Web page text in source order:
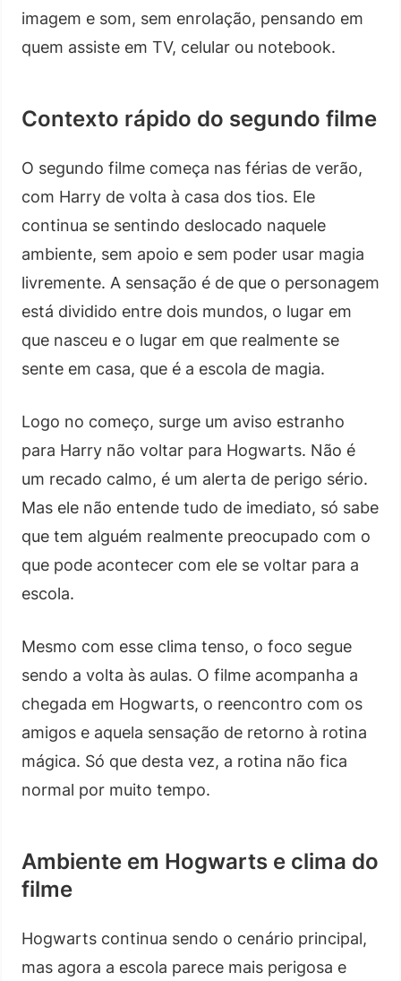
imagem e som, sem enrolação, pensando em
quem assiste em TV, celular ou notebook.
Contexto rápido do segundo filme
O segundo filme começa nas férias de verão,
com Harry de volta à casa dos tios. Ele
continua se sentindo deslocado naquele
ambiente, sem apoio e sem poder usar magia
livremente. A sensação é de que o personagem
está dividido entre dois mundos, o lugar em
que nasceu e o lugar em que realmente se
sente em casa, que é a escola de magia.
Logo no começo, surge um aviso estranho
para Harry não voltar para Hogwarts. Não é
um recado calmo, é um alerta de perigo sério.
Mas ele não entende tudo de imediato, só sabe
que tem alguém realmente preocupado com o
que pode acontecer com ele se voltar para a
escola.
Mesmo com esse clima tenso, o foco segue
sendo a volta às aulas. O filme acompanha a
chegada em Hogwarts, o reencontro com os
amigos e aquela sensação de retorno à rotina
mágica. Só que desta vez, a rotina não fica
normal por muito tempo.
Ambiente em Hogwarts e clima do
filme
Hogwarts continua sendo o cenário principal,
mas agora a escola parece mais perigosa e